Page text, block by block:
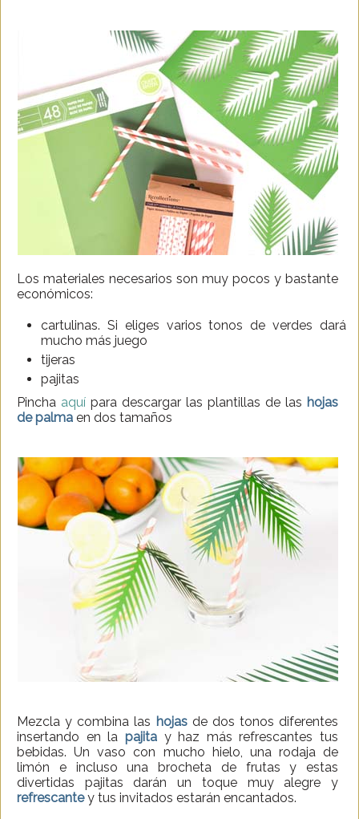
Los materiales necesarios son muy pocos y bastante
económicos:
cartulinas. Si eliges varios tonos de verdes dará
mucho más juego
tijeras
pajitas
Pincha aquí para descargar las plantillas de las hojas
de palma en dos tamaños
Mezcla y combina las hojasde dos tonos diferentes
insertando en la pajitay haz más refrescantes tus
bebidas. Un vaso con mucho hielo, una rodaja de
limón e incluso una brocheta de frutas y estas
divertidas pajitas darán un toque muy alegre y
refrescantey tus invitados estarán encantados.